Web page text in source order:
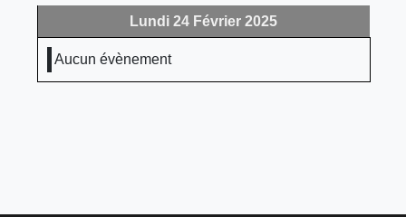
Lundi 24 Février 2025
Aucun évènement